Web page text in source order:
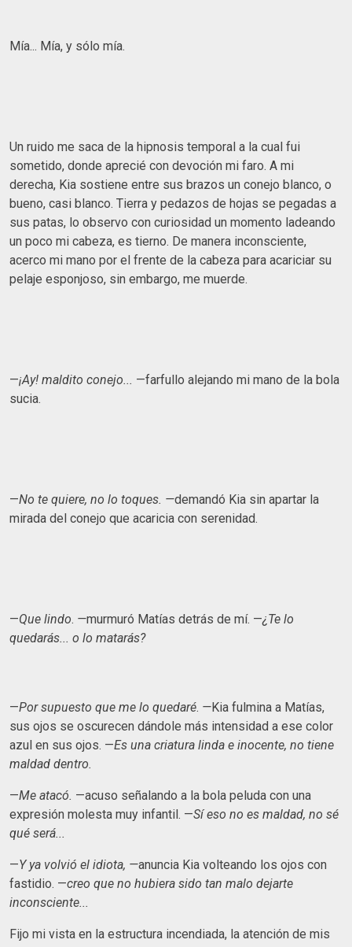
Mía... Mía, y sólo mía.
Un ruido me saca de la hipnosis temporal a la cual fui
sometido, donde aprecié con devoción mi faro. A mi
derecha, Kia sostiene entre sus brazos un conejo blanco, o
bueno, casi blanco. Tierra y pedazos de hojas se pegadas a
sus patas, lo observo con curiosidad un momento ladeando
un poco mi cabeza, es tierno. De manera inconsciente,
acerco mi mano por el frente de la cabeza para acariciar su
pelaje esponjoso, sin embargo, me muerde.
—¡Ay! maldito conejo... —farfullo alejando mi mano de la bola
sucia.
—No te quiere, no lo toques. —demandó Kia sin apartar la
mirada del conejo que acaricia con serenidad.
—Que lindo. —murmuró Matías detrás de mí. —¿Te lo
quedarás... o lo matarás?
—Por supuesto que me lo quedaré. —Kia fulmina a Matías,
sus ojos se oscurecen dándole más intensidad a ese color
azul en sus ojos. —Es una criatura linda e inocente, no tiene
maldad dentro.
—Me atacó. —acuso señalando a la bola peluda con una
expresión molesta muy infantil. —Sí eso no es maldad, no sé
qué será...
—Y ya volvió el idiota, —anuncia Kia volteando los ojos con
fastidio. —creo que no hubiera sido tan malo dejarte
inconsciente...
Fijo mi vista en la estructura incendiada, la atención de mis